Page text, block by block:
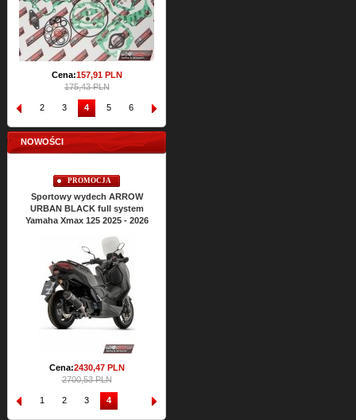
Cena:157,91PLN
175,43 PLN
1 2 3 4 5 6 7
NOWOŚCI
PROMOCJA
Sportowy wydech ARROW
URBAN BLACK full system
Yamaha Xmax 125 2025 - 2026
Cena:2430,47PLN
2700,53 PLN
1 2 3 4